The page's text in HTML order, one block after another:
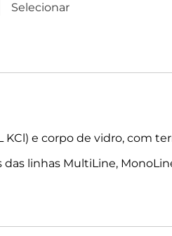
Selecionar
e corpo de vidro, com
linhas MultiLine,